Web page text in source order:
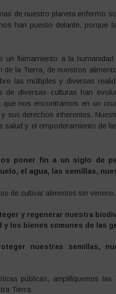
de nuestro planeta enfermo
han puesto delante, porque
un llamamiento a la
de la Tierra, de nuestros
las múltiples y diversas
de diversas culturas han
que nos encontramos en un
sus derechos inherentes.
salud y el empoderamiento de
poner fin a un siglo de
el agua, las semillas,
de cultivar alimentos sin
y regenerar nuestra
y los bienes comunes de las
nuestras semillas,
públicas, amplifiquemos
Tierra.